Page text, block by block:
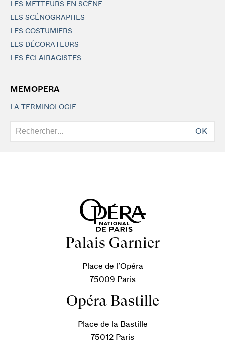
LES METTEURS EN SCÈNE
LES SCÉNOGRAPHES
LES COSTUMIERS
LES DÉCORATEURS
LES ÉCLAIRAGISTES
MEMOPERA
LA TERMINOLOGIE
OK
Palais Garnier
Place de l’Opéra
75009 Paris
Opéra Bastille
Place de la Bastille
75012 Paris